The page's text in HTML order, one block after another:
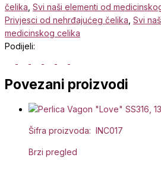
čelika Svi naši elementi od
Privjesci od nehrđajućeg čelika Svi
medicinskog celika
Podijeli:
Povezani proizvodi
Šifra proizvoda: INC017
Brzi pregled